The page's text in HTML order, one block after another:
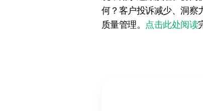
何？客户投诉减少、洞
质量管理。 点击此处阅读